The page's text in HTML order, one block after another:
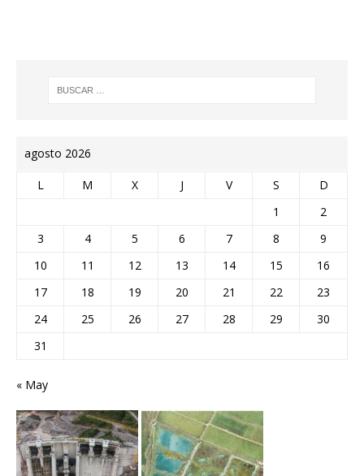
agosto 2026
L M X J V S
D
1
2
3
4 5 6 7 8
9
10
11 12 13 14 15
16
17
18 19 20 21 22
23
24
25 26 27 28 29
30
31
« May